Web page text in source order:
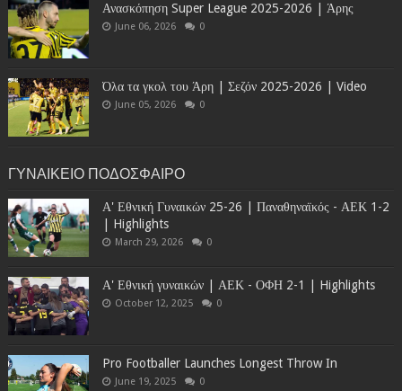
Ανασκόπηση Super League 2025-2026 | Άρης
June 06, 2026 0
Όλα τα γκολ του Άρη | Σεζόν 2025-2026 | Video
June 05, 2026 0
ΓΥΝΑΙΚΕΙΟ ΠΟΔΟΣΦΑΙΡΟ
Α' Εθνική Γυναικών 25-26 | Παναθηναϊκός - ΑΕΚ 1-2
| Highlights
March 29, 2026 0
Α' Εθνική γυναικών | ΑΕΚ - ΟΦΗ 2-1 | Highlights
October 12, 2025 0
Pro Footballer Launches Longest Throw In
June 19, 2025 0